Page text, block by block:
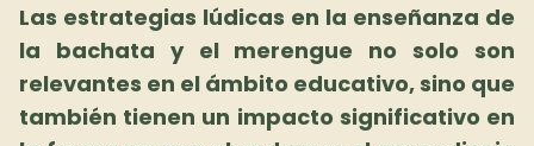
Las estrategias lúdicas en la enseñanza de
la bachata y el merengue no solo son
relevantes en el ámbito educativo, sino que
también tienen un impacto significativo en